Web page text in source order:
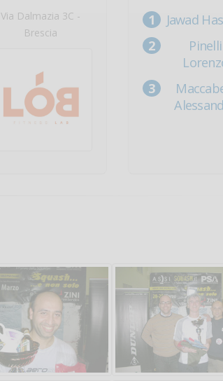
Via Dalmazia 3C -
Brescia
Jawad
Pinelli